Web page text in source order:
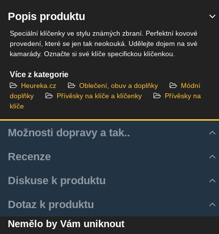
Popis produktu
Speciální klíčenky ve stylu známých zbraní. Perfektní kovové
provedení, které se jen tak neokouká. Udělejte dojem na své
kamarády. Označte si své klíče specifickou klíčenkou.
Více z kategorie
Heureka.cz Oblečení, obuv a doplňky
Módní
doplňky
Přívěsky na klíče a klíčenky
Přívěsky na
klíče
Možnosti dopravy a tak..
využíváme aktulně pouze služeb Zásilkovny.
Zásilku je tedy k Vám možné dodat několika způsoby:
Recenze
Zatím bez hodnocení. Buďte první!
Přidat recenzi
Diskuse k produktu
Zatím nejsou žádné komentáře! Buďte první!
Dotaz k produktu
Nový dotaz k produktu
Nemělo by Vám uniknout